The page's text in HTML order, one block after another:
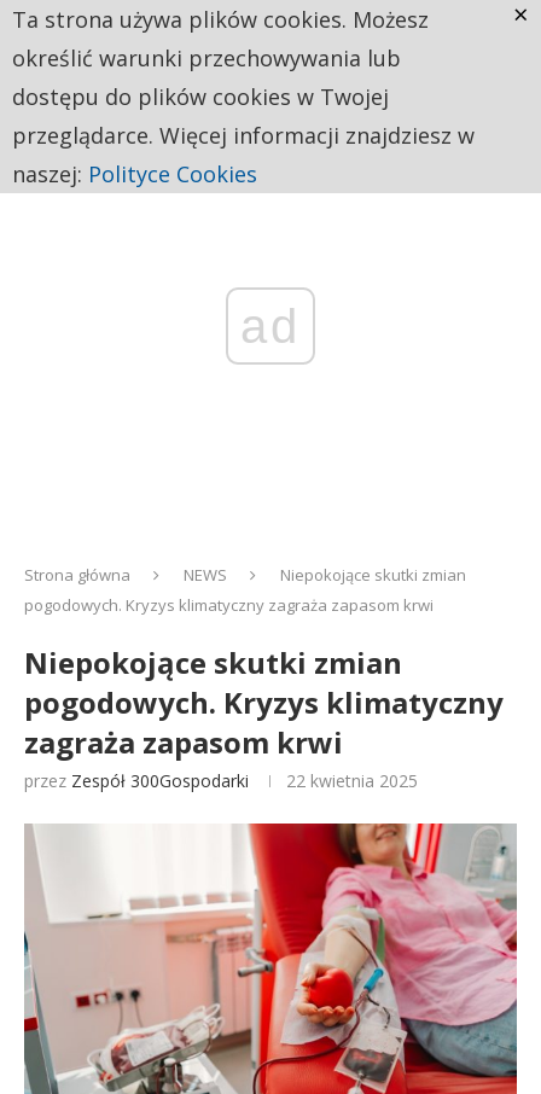
ad
Strona główna NEWS
Niepokojące skutki zmian
pogodowych. Kryzys klimatyczny zagraża zapasom krwi
Niepokojące skutki zmian
pogodowych. Kryzys klimatyczny
zagraża zapasom krwi
przez Zespół 300Gospodarki 22 kwietnia 2025
Ta strona używa plików cookies. Możesz
określić warunki przechowywania lub
dostępu do plików cookies w Twojej
przeglądarce. Więcej informacji znajdziesz w
naszej: Polityce Cookies
×